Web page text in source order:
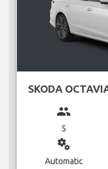
SKODA
group
5
miscellaneous_services
Automatic